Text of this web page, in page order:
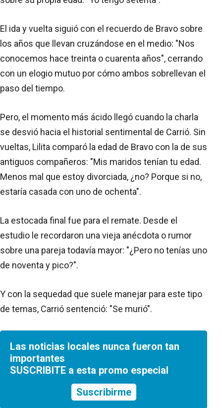
El ida y vuelta siguió con el recuerdo de Bravo sobre
los años que llevan cruzándose en el medio: "Nos
conocemos hace treinta o cuarenta años", cerrando
con un elogio mutuo por cómo ambos sobrellevan el
paso del tiempo.
Pero, el momento más ácido llegó cuando la charla
se desvió hacia el historial sentimental de Carrió. Sin
vueltas, Lilita comparó la edad de Bravo con la de sus
antiguos compañeros: "Mis maridos tenían tu edad.
Menos mal que estoy divorciada, ¿no? Porque si no,
estaría casada con uno de ochenta".
La estocada final fue para el remate. Desde el
estudio le recordaron una vieja anécdota o rumor
sobre una pareja todavía mayor: "¿Pero no tenías uno
de noventa y pico?".
Y con la sequedad que suele manejar para este tipo
de temas, Carrió sentenció: "Se murió".
Las noticias locales nunca fueron tan
importantes
SUSCRIBITE a esta promo especial
Suscribirme